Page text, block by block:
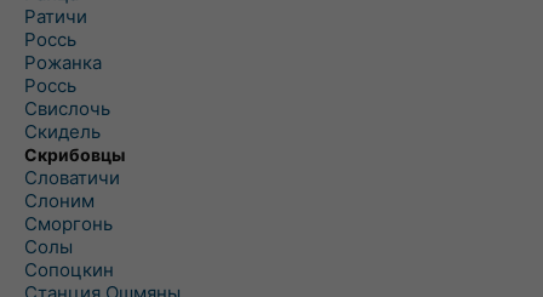
Ратичи
Роcсь
Рожанка
Россь
Свислочь
Скидель
Скрибовцы
Словатичи
Слоним
Сморгонь
Солы
Сопоцкин